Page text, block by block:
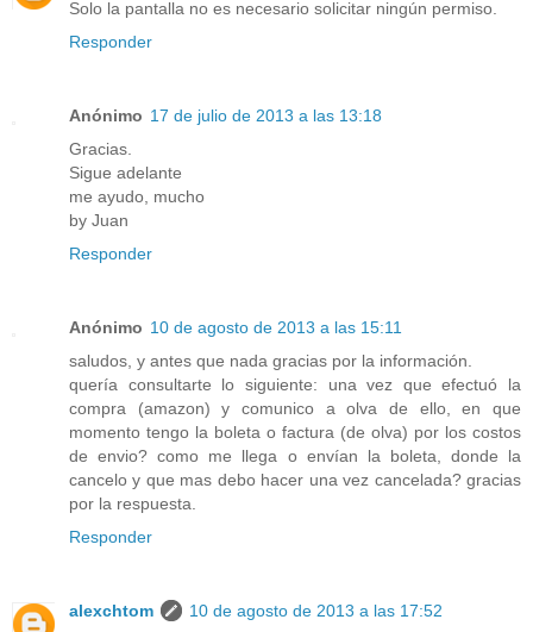
Solo la pantalla no es necesario solicitar ningún permiso.
Responder
Anónimo 17 de julio de 2013 a las 13:18
Gracias.
Sigue adelante
me ayudo, mucho
by Juan
Responder
Anónimo 10 de agosto de 2013 a las 15:11
saludos, y antes que nada gracias por la información.
quería consultarte lo siguiente: una vez que efectuó la
compra (amazon) y comunico a olva de ello, en que
momento tengo la boleta o factura (de olva) por los costos
de envio? como me llega o envían la boleta, donde la
cancelo y que mas debo hacer una vez cancelada? gracias
por la respuesta.
Responder
alexchtom
10 de agosto de 2013 a las 17:52